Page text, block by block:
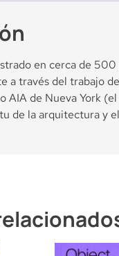
en cerca de 500
a través del trabajo
AIA de Nueva York
de la arquitectura y